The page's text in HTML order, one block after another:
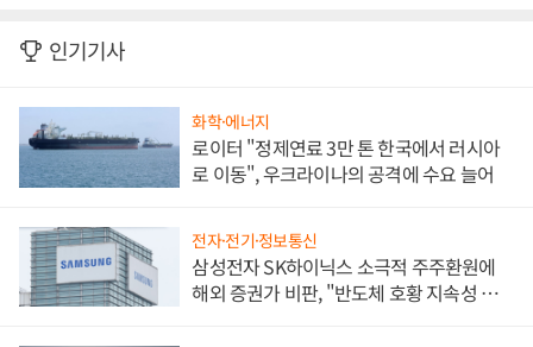
인기기사
화학·에너지
로이터 "정제연료 3만 톤 한국에서 러시아
로 이동", 우크라이나의 공격에 수요 늘어
전자·전기·정보통신
삼성전자 SK하이닉스 소극적 주주환원에
해외 증권가 비판, "반도체 호황 지속성 의